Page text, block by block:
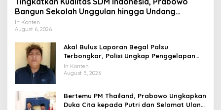
Bangun Sekolah Unggulan hingga Undang
Universitas Terbaik Dunia
In Konten
August 6, 2026
Akal Bulus Laporan Begal Palsu
Terbongkar, Polisi Ungkap Penggelapan
Uang Perusahaan untuk Crypto
In Konten
August 5, 2026
Bertemu PM Thailand, Prabowo Ungkapkan
Duka Cita kepada Putri dan Selamat Ulang